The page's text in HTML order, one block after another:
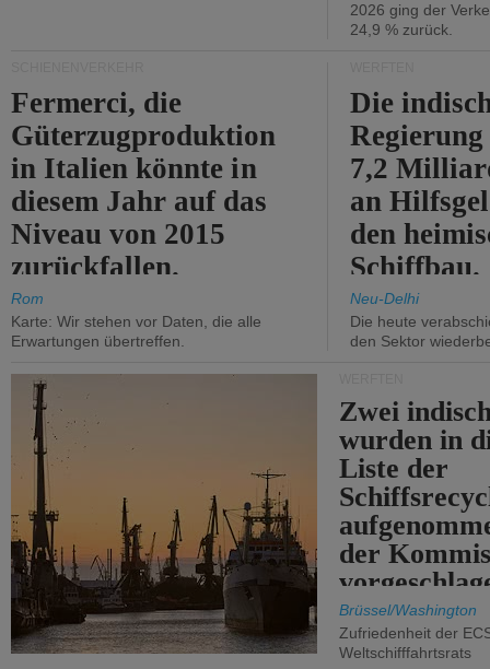
2026 ging der
24,9 % zurück.
Fermerci, die
Güterzugproduktion
in Italien könnte in
diesem Jahr auf das
Niveau von 2015
zurückfallen.
Rom
Karte: Wir stehen vor Daten, die alle
Erwartungen übertreffen.
Die
7,2
an
den
Schiffbau.
Neu-Delhi
Die heute
den Sektor
Zwei
wurden in
Liste der
der
Brüssel/Washington
Zufriedenheit der
Weltschifffahrtsrats